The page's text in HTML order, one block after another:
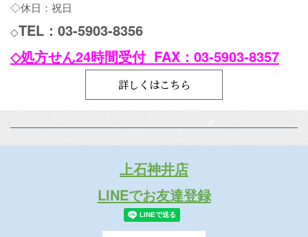
◇休日：祝日
◇TEL：03-5903-8356
◇処方せん24時間受付 FAX：03-5903-8357
詳しくはこちら
上石神井店
LINEでお友達登録